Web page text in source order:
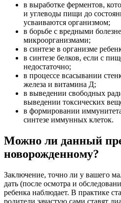
в выработке ферментов,
и углеводы пищи до
усваиваются организмом;
в борьбе с вредными
микроорганизмами;
в синтезе в организме
в синтезе белков, если с
недостаточно;
в процессе всасывании
железа и витамина Д;
в выведении свободных
выведении токсических
в формировании
синтезе иммунных клеток.
Можно ли данный
новорожденному?
Заключение, точно ли у вашего
дать (после осмотра и
ребенка наблюдает. В практике